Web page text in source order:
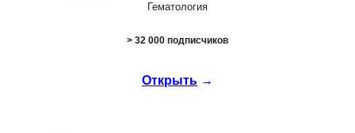
Гематология
> 32 000 подписчиков
Открыть →